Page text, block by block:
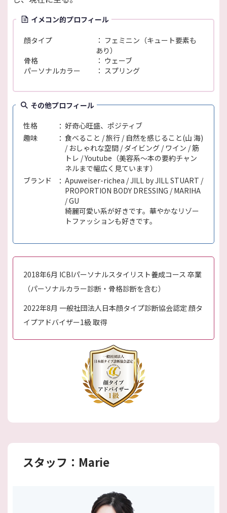
イメコン的プロフィール
顔タイプ
フェミニン（キュート要素も
あり）
骨格
ウェーブ
パーソナルカラー
スプリング
その他プロフィール
性格
好奇心旺盛、ポジティブ
趣味
食べること / 旅行 / 自然を感じること(山 海)
/ おしゃれな空間 / ダイビング / ワイン / 筋
トレ / Youtube（美容系〜本の要約チャン
ネルまで幅広く見ています）
ブランド
Apuweiser-richea / JILL by JILL STUART /
PROPORTION BODY DRESSING / MARIHA
/ GU
綺麗可愛い系が好きです。華やかなリゾー
トファッションも好きです。
2018年6月 ICBIパーソナルスタイリスト養成コース 卒業
（パーソナルカラー診断・骨格診断を含む）
2022年8月 一般社団法人日本顔タイプ診断協会認定 顔タ
イプアドバイザー1級 取得
スタッフ：Marie